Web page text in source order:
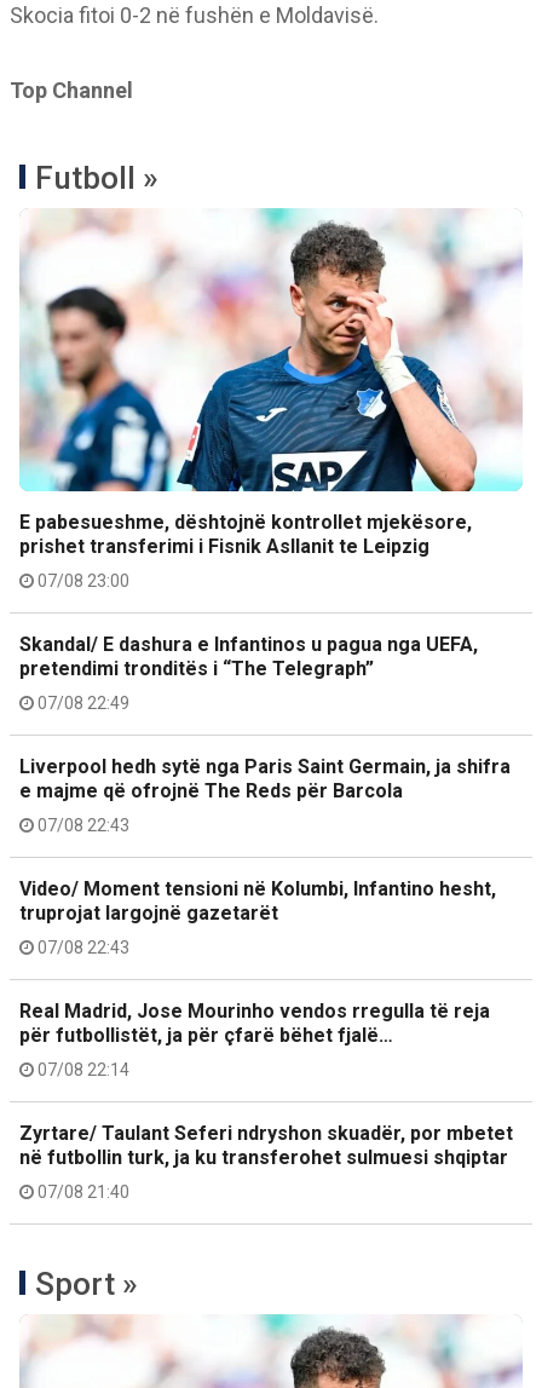
Skocia fitoi 0-2 në fushën e Moldavisë.
Top Channel
Futboll »
E pabesueshme, dështojnë kontrollet mjekësore,
prishet transferimi i Fisnik Asllanit te Leipzig
07/08 23:00
Skandal/ E dashura e Infantinos u pagua nga UEFA,
pretendimi tronditës i “The Telegraph”
07/08 22:49
Liverpool hedh sytë nga Paris Saint Germain, ja shifra
e majme që ofrojnë The Reds për Barcola
07/08 22:43
Video/ Moment tensioni në Kolumbi, Infantino hesht,
truprojat largojnë gazetarët
07/08 22:43
Real Madrid, Jose Mourinho vendos rregulla të reja
për futbollistët, ja për çfarë bëhet fjalë…
07/08 22:14
Zyrtare/ Taulant Seferi ndryshon skuadër, por mbetet
në futbollin turk, ja ku transferohet sulmuesi shqiptar
07/08 21:40
Sport »